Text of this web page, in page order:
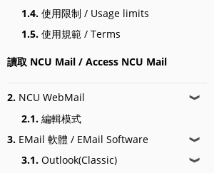
1.4. 使用限制 / Usage limits
1.5. 使用規範 / Terms
讀取 NCU Mail / Access NCU Mail
2. NCU WebMail ❱
2.1. 編輯模式
3. EMail 軟體 / EMail Software ❱
3.1. Outlook(Classic) ❱